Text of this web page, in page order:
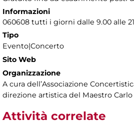
Informazioni
060608 tutti i giorni dalle 9.00 alle
Tipo
Evento|Concerto
Sito Web
Organizzazione
A cura dell’Associazione
direzione artistica del Maestro
Attività correlate